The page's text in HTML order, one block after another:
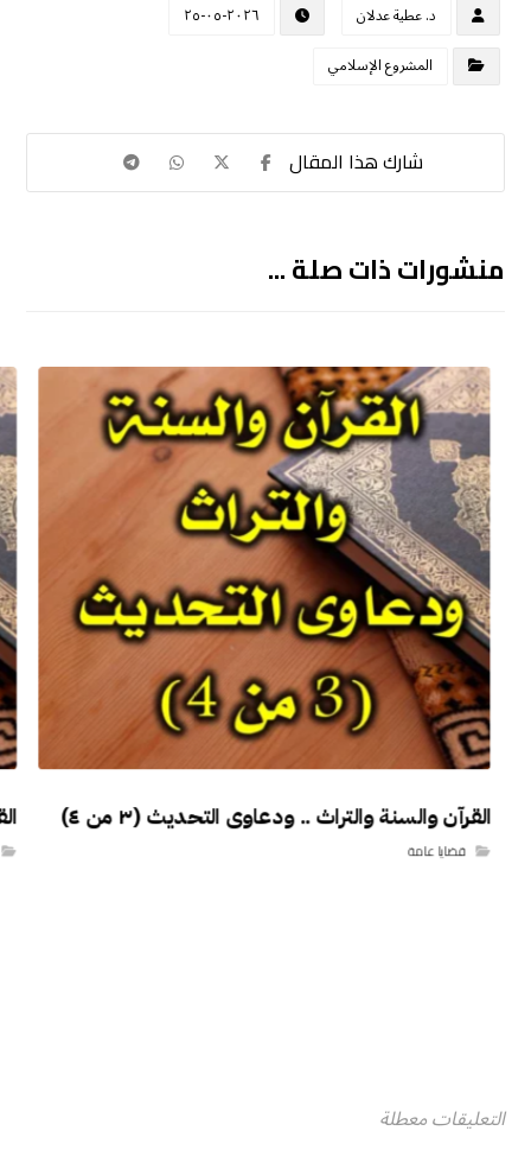
د. عطية عدلان
٢٠٢٦-٠٥-٢٥
المشروع الإسلامي
منشورات ذات صلة ...
القرآن والسنة والتراث .. ودعاوى التحديث (٣ من ٤)
قضايا عامة
التعليقات معطلة